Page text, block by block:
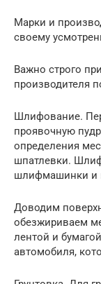
Марки и
своему
Важно строго
производителя
Шлифование.
проявочную
определения
шпатлевки.
шлифмашинки и
Доводим
обезжириваем
лентой и
автомобиля,